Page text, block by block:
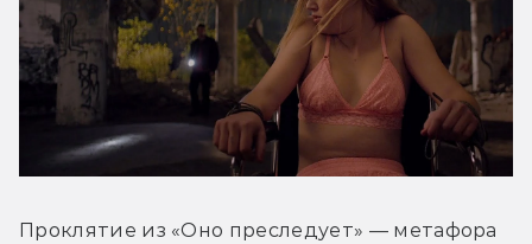
Проклятие из «Оно преследует» — метафора